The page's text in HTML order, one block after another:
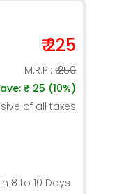
₹ 225
M.R.P.:₹ 250
₹ 25 (10%)
of all taxes
8 to 10 Days